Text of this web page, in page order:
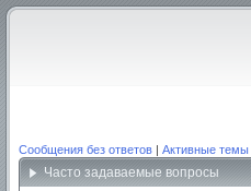
Сообщения без ответов | Активные темы
Часто задаваемые вопросы